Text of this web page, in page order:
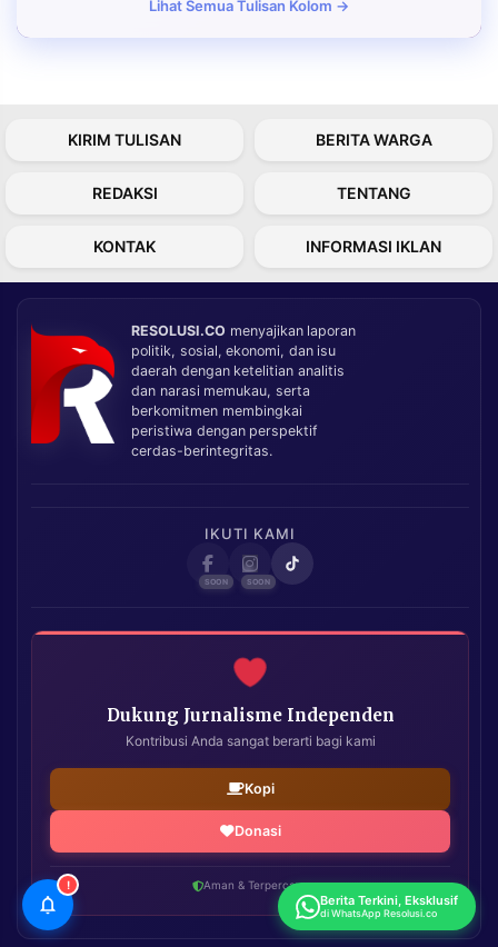
Lihat Semua Tulisan Kolom →
KIRIM TULISAN BERITA WARGA
REDAKSI TENTANG
KONTAK INFORMASI IKLAN
RESOLUSI.CO menyajikan laporan
politik, sosial, ekonomi, dan isu
daerah dengan ketelitian analitis
dan narasi memukau, serta
berkomitmen membingkai
peristiwa dengan perspektif
cerdas-berintegritas.
IKUTI KAMI
Dukung Jurnalisme Independen
Kontribusi Anda sangat berarti bagi kami
Kopi
Donasi
Aman & Terpercaya
!
Berita Terkini, Eksklusif
di WhatsApp Resolusi.co